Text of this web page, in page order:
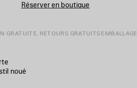
Réserver en boutique
GRATUITE, RETOURS GRATUITS EMBALLAGE
noué